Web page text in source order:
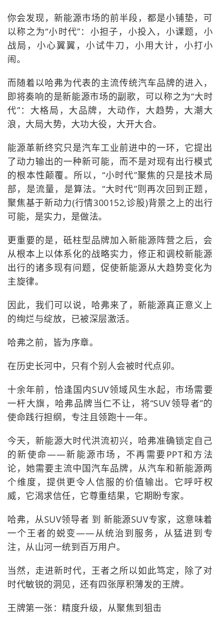
你会发现，新能源市场的前半段，都是小铺垫，可
以称之为“小时代”：小担子，小投入，小课题，小
战局，小心翼翼，小试牛刀，小用大计，小打小
闹。
而随着以哈弗为代表的主流传统汽车品牌的进入，
即将奏响的是新能源市场的副歌，可以称之为“大时
代”：大格局，大品牌，大动作，大趋势，大潮大
浪，大局大势，大功大役，大开大合。
能源革新终究只是汽车工业前进中的一环，它提出
了动力输出的一种新可能，而不是对现有出行模式
的根本性颠覆。所以，“小时代”聚焦的只是技术局
部，是流量，是算法。“大时代”则再次回到正题，
聚焦基于新动力(行情300152,诊股)背景之上的出行
可能，是实力，是做法。
更重要的是，砥柱型品牌加入新能源阵营之后，会
从根本上以体系化的战略实力，修正和调校新能源
出行的诸多现有问题，促使新能源从大趋势变化为
主旋律。
因此，我们可以说，哈弗来了，新能源真正意义上
的绚烂与绽放，已被深层激活。
哈弗之前，皆为序章。
在历史长河中，只有个别人会被时代点卯。
十余年前，恰逢国内SUV领域风生水起，市场需要
一杆大旗，哈弗品牌当仁不让，将“SUV领导者”的
使命践行担纲，专注且领跑十一年。
今天，新能源大时代洪流初兴，哈弗准确锁定自己
的新使命——新能源市场，不再需要PPT和方法
论，她需要主流中国汽车品牌，从汽车和新能源两
个维度，提供更令人信服的价值输出。它呼吁权
威，它渴求信任，它尊重结果，它期盼专家。
哈弗，从SUV领导者 到 新能源SUV专家，这意味着
一个王者的蜕变——从统治到服务，从猛进到专
注，从山河一统到百万用户。
当然，走进新时代，王者之所以如此笃定，除了对
时代敏锐的洞见，还有四张厚积薄发的王牌。
王牌第一张：精度升级，从聚焦到狙击